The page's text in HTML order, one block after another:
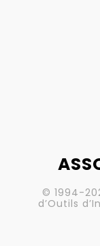
© 1994-
d’Outils